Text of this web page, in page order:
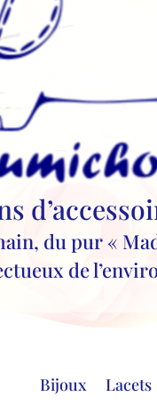
du pur «
de
Bijoux Lacets